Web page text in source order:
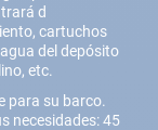
d
cartuchos
del depósito
etc.
para su barco.
necesidades: 45